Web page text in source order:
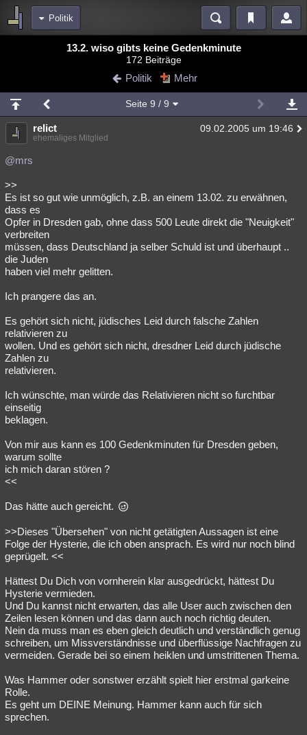
Politik
Blogs Videos
Chat Wiki Neuigkeiten
meine Rubriken
Menschen Mystery Kriminalfälle
Spiritualität
Natur
weitere Rubriken
Philosophie Träume Orte Esoterik Literatur
Astronomie Helpdesk Gruppen Gaming Filme
Clash
Übersichten
Besucht Teilgenommen Alle Neue Geschlossen
Lesenswert Schlüsselwörter
13.2. wiso gibts keine Gedenkminute
172 Beiträge
Politik Mehr
Seite 9 / 9
relict 09.02.2005 um 19:46
ehemaliges Mitglied
@mrs
>>
Es ist so gut wie unmöglich, z.B. an einem 13.02. zu erwähnen,
dass es
Opfer in Dresden gab, ohne dass 500 Leute direkt die "Neuigkeit"
verbreiten
müssen, dass Deutschland ja selber Schuld ist und überhaupt ..
die Juden
haben viel mehr gelitten.
Ich prangere das an.
Es gehört sich nicht, jüdisches Leid durch falsche Zahlen
relativieren zu
wollen. Und es gehört sich nicht, dresdner Leid durch jüdische
Zahlen zu
relativieren.
Ich wünschte, man würde das Relativieren nicht so furchtbar
einseitig
beklagen.
Von mir aus kann es 100 Gedenkminuten für Dresden geben,
warum sollte
ich mich daran stören ?
<<
Das hätte auch gereicht.
>>Dieses "Übersehen" von nicht getätigten Aussagen ist eine
Folge der Hysterie, die ich oben ansprach. Es wird nur noch blind
geprügelt. <<
Hättest Du Dich von vornherein klar ausgedrückt, hättest Du
Hysterie vermieden.
Und Du kannst nicht erwarten, das alle User auch zwischen den
Zeilen lesen können und das dann auch noch richtig deuten.
Nein da muss man es eben gleich deutlich und verständlich genug
schreiben, um Missverständnisse und überflüssige Nachfragen zu
vermeiden. Gerade bei so einem heiklen und umstrittenen Thema.
Was Hammer oder sonstwer erzählt spielt hier erstmal garkeine
Rolle.
Es geht um DEINE Meinung. Hammer kann auch für sich
sprechen.